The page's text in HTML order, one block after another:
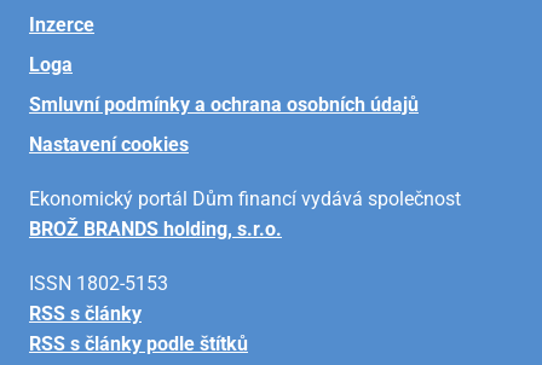
Inzerce
Loga
Smluvní podmínky a ochrana osobních údajů
Nastavení cookies
Ekonomický portál Dům financí vydává společnost
BROŽ BRANDS holding, s.r.o.
ISSN 1802-5153
RSS s články
RSS s články podle štítků